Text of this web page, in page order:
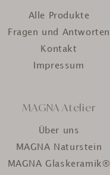
Alle Produkte
Fragen und Antworten
Kontakt
Impressum
MAGNA Atelier
Über uns
MAGNA Naturstein
MAGNA Glaskeramik®